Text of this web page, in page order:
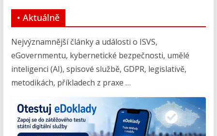
• Aktuálně
Nejvýznamnější články a události o ISVS,
eGovernmentu, kybernetické bezpečnosti, umělé
inteligenci (AI), spisové službě, GDPR, legislativě,
metodikách, příkladech z praxe …